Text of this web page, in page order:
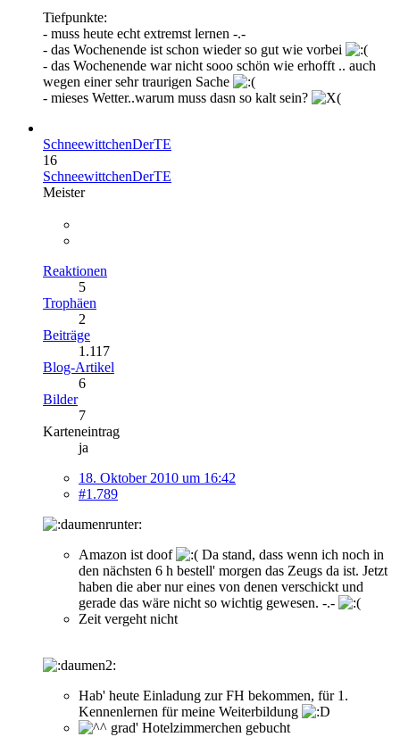
Tiefpunkte:
- muss heute echt extremst lernen -.-
- das Wochenende ist schon wieder so gut wie vorbei
- das Wochenende war nicht sooo schön wie erhofft .. auch
wegen einer sehr traurigen Sache
- mieses Wetter..warum muss dasn so kalt sein?
SchneewittchenDerTE
16
SchneewittchenDerTE
Meister
Reaktionen
5
Trophäen
2
Beiträge
1.117
Blog-Artikel
6
Bilder
7
Karteneintrag
ja
18. Oktober 2010 um 16:42
#1.789
Amazon ist doof
Da stand, dass wenn ich noch in
den nächsten 6 h bestell' morgen das Zeugs da ist. Jetzt
haben die aber nur eines von denen verschickt und
gerade das wäre nicht so wichtig gewesen. -.-
Zeit vergeht nicht
Hab' heute Einladung zur FH bekommen, für 1.
Kennenlernen für meine Weiterbildung
grad' Hotelzimmerchen gebucht